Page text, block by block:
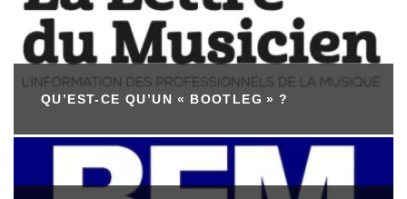
QU’EST-CE QU’UN « BOOTLEG » ?